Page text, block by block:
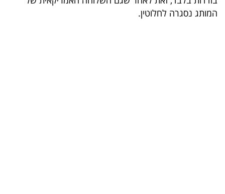
רייטינג
המותג נסגרה לחלוטין.